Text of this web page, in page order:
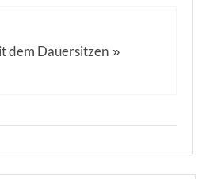
dem Dauersitzen »